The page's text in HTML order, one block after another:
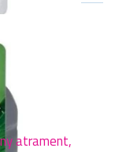
atrament,